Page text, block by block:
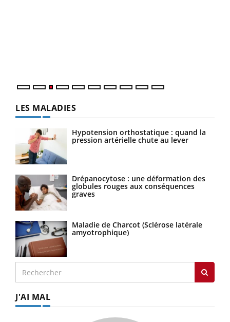
LES MALADIES
Hypotension orthostatique : quand la
pression artérielle chute au lever
Drépanocytose : une déformation des
globules rouges aux conséquences
graves
Maladie de Charcot (Sclérose latérale
amyotrophique)
J'AI MAL